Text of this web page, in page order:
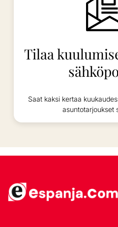
Tilaa
Saat kaksi kertaa
asuntotarjoukset